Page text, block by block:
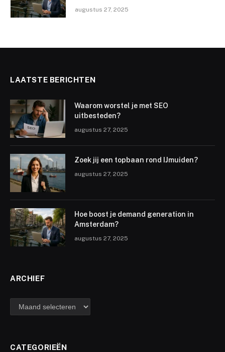
augustus 27, 2025
LAATSTE BERICHTEN
Waarom worstel je met SEO
uitbesteden?
augustus 27, 2025
Zoek jij een topbaan rond IJmuiden?
augustus 27, 2025
Hoe boost je demand generation in
Amsterdam?
augustus 27, 2025
ARCHIEF
archief
CATEGORIEËN